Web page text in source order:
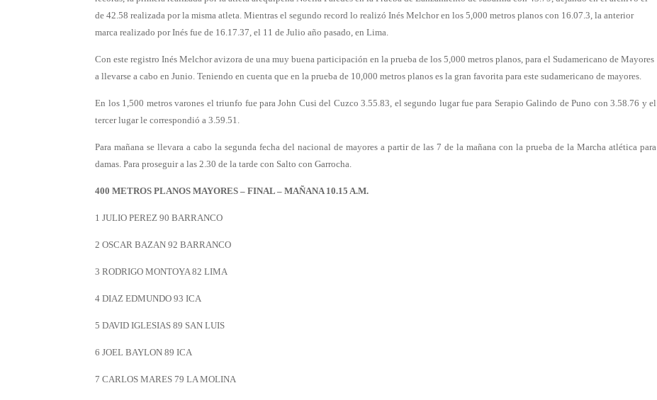
de 42.58 realizada por la misma atleta. Mientras el segundo record lo realizó Inés Melchor en los 5,000 metros planos con 16.07.3, la anterior
marca realizado por Inés fue de 16.17.37, el 11 de Julio año pasado, en Lima.
Con este registro Inés Melchor avizora de una muy buena participación en la prueba de los 5,000 metros planos, para el Sudamericano de Mayores
a llevarse a cabo en Junio. Teniendo en cuenta que en la prueba de 10,000 metros planos es la gran favorita para este sudamericano de mayores.
En los 1,500 metros varones el triunfo fue para John Cusi del Cuzco 3.55.83, el segundo lugar fue para Serapio Galindo de Puno con 3.58.76 y el
tercer lugar le correspondió a 3.59.51.
Para mañana se llevara a cabo la segunda fecha del nacional de mayores a partir de las 7 de la mañana con la prueba de la Marcha atlética para
damas. Para proseguir a las 2.30 de la tarde con Salto con Garrocha.
400 METROS PLANOS MAYORES – FINAL – MAÑANA 10.15 A.M.
1 JULIO PEREZ 90 BARRANCO
2 OSCAR BAZAN 92 BARRANCO
3 RODRIGO MONTOYA 82 LIMA
4 DIAZ EDMUNDO 93 ICA
5 DAVID IGLESIAS 89 SAN LUIS
6 JOEL BAYLON 89 ICA
7 CARLOS MARES 79 LA MOLINA